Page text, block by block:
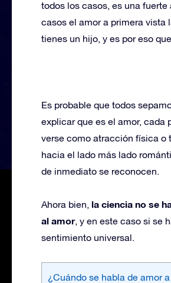
todos los casos, es una
casos el amor a primera vista
tienes un hijo, y es por eso
Es probable que todos
explicar que es el amor, cada
verse como atracción física o
hacia el lado más lado
de inmediato se reconocen.
Ahora bien, la ciencia no se
al amor, y en este caso si se
sentimiento universal.
¿Cuándo se habla de amor